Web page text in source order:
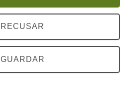
RECUSAR
GUARDAR